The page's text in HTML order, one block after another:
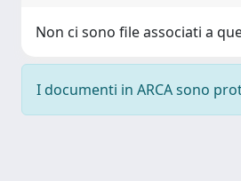
Non ci sono file associati a
I documenti in ARCA sono